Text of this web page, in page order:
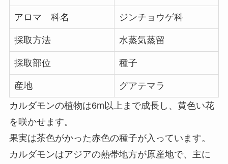
アロマ 科名 ジンチョウゲ科
採取方法 水蒸気蒸留
採取部位 種子
産地
グアテマラ
カルダモンの植物は6m以上まで成長し、黄色い花
を咲かせます。
果実は茶色がかった赤色の種子が入っています。
カルダモンはアジアの熱帯地方が原産地で、主に